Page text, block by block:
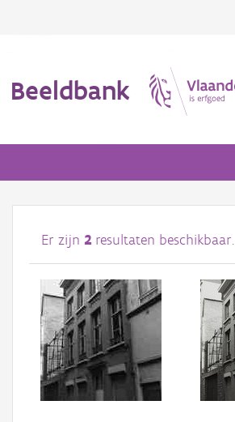
Beeldbank
Afbeeldingen
#BeeldIndeKijker
Hergebruik
Over ons
Aanmelden
Er zijn 2 resultaten beschikbaar.